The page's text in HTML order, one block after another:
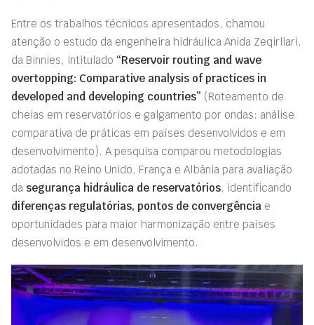
Entre os trabalhos técnicos apresentados, chamou
atenção o estudo da engenheira hidráulica Anida Zeqirllari,
da Binnies, intitulado “Reservoir routing and wave
overtopping: Comparative analysis of practices in
developed and developing countries” (Roteamento de
cheias em reservatórios e galgamento por ondas: análise
comparativa de práticas em países desenvolvidos e em
desenvolvimento). A pesquisa comparou metodologias
adotadas no Reino Unido, França e Albânia para avaliação
da segurança hidráulica de reservatórios, identificando
diferenças regulatórias, pontos de convergência e
oportunidades para maior harmonização entre países
desenvolvidos e em desenvolvimento.